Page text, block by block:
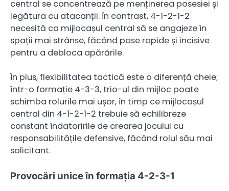
central se concentrează pe menținerea posesiei și
legătura cu atacanții. În contrast, 4-1-2-1-2
necesită ca mijlocașul central să se angajeze în
spații mai strânse, făcând pase rapide și incisive
pentru a debloca apărările.
În plus, flexibilitatea tactică este o diferență cheie;
într-o formație 4-3-3, trio-ul din mijloc poate
schimba rolurile mai ușor, în timp ce mijlocașul
central din 4-1-2-1-2 trebuie să echilibreze
constant îndatoririle de crearea jocului cu
responsabilitățile defensive, făcând rolul său mai
solicitant.
Provocări unice în formația 4-2-3-1